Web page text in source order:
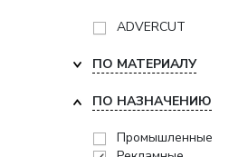
ADVERCUT
ПО МАТЕРИАЛУ
ПО НАЗНАЧЕНИЮ
Промышленные